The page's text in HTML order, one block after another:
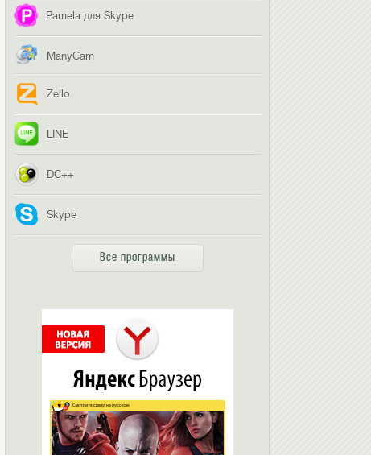
Pamela для Skype
ManyCam
Zello
LINE
DC++
Skype
Все программы